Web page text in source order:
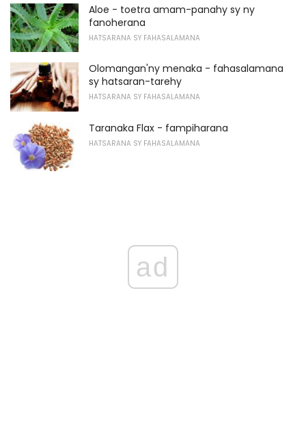
Aloe - toetra amam-panahy sy ny
fanoherana
HATSARANA SY FAHASALAMANA
Olomangan'ny menaka - fahasalamana
sy hatsaran-tarehy
HATSARANA SY FAHASALAMANA
Taranaka Flax - fampiharana
HATSARANA SY FAHASALAMANA
ad